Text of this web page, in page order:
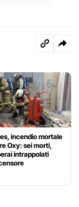
incendio mortale
Oxy: sei morti,
intrappolati